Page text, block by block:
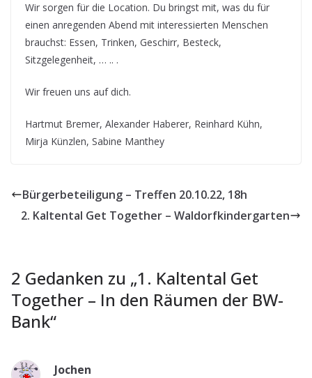
Wir sorgen für die Location. Du bringst mit, was du für
einen anregenden Abend mit interessierten Menschen
brauchst: Essen, Trinken, Geschirr, Besteck,
Sitzgelegenheit, … .. .
Wir freuen uns auf dich.
Hartmut Bremer, Alexander Haberer, Reinhard Kühn,
Mirja Künzlen, Sabine Manthey
Bürgerbeteiligung – Treffen 20.10.22, 18h
2. Kaltental Get Together – Waldorfkindergarten
2 Gedanken zu „1. Kaltental Get
Together – In den Räumen der BW-
Bank“
Jochen